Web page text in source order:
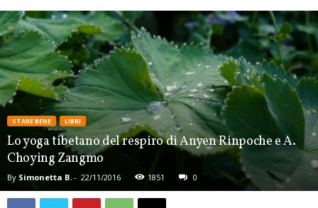
STARE BENE LIBRI
Lo yoga tibetano del respiro di Anyen Rinpoche e A.
Choying Zangmo
By Simonetta B. - 22/11/2016 1851 0